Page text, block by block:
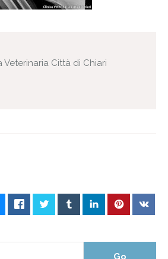
Veterinaria Città di Chiari